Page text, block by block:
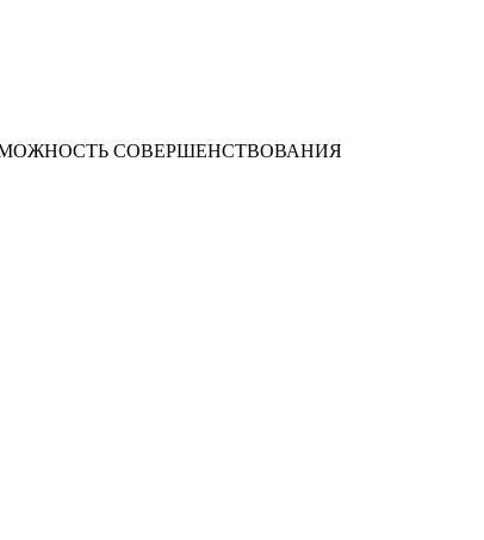
СОВЕРШЕНСТВОВАНИЯ